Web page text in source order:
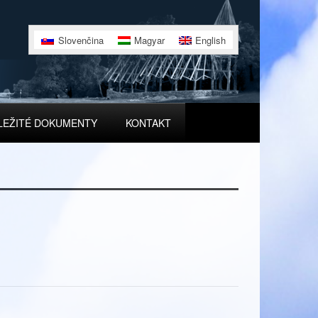
Slovenčina Magyar English
DOKUMENTY KONTAKT